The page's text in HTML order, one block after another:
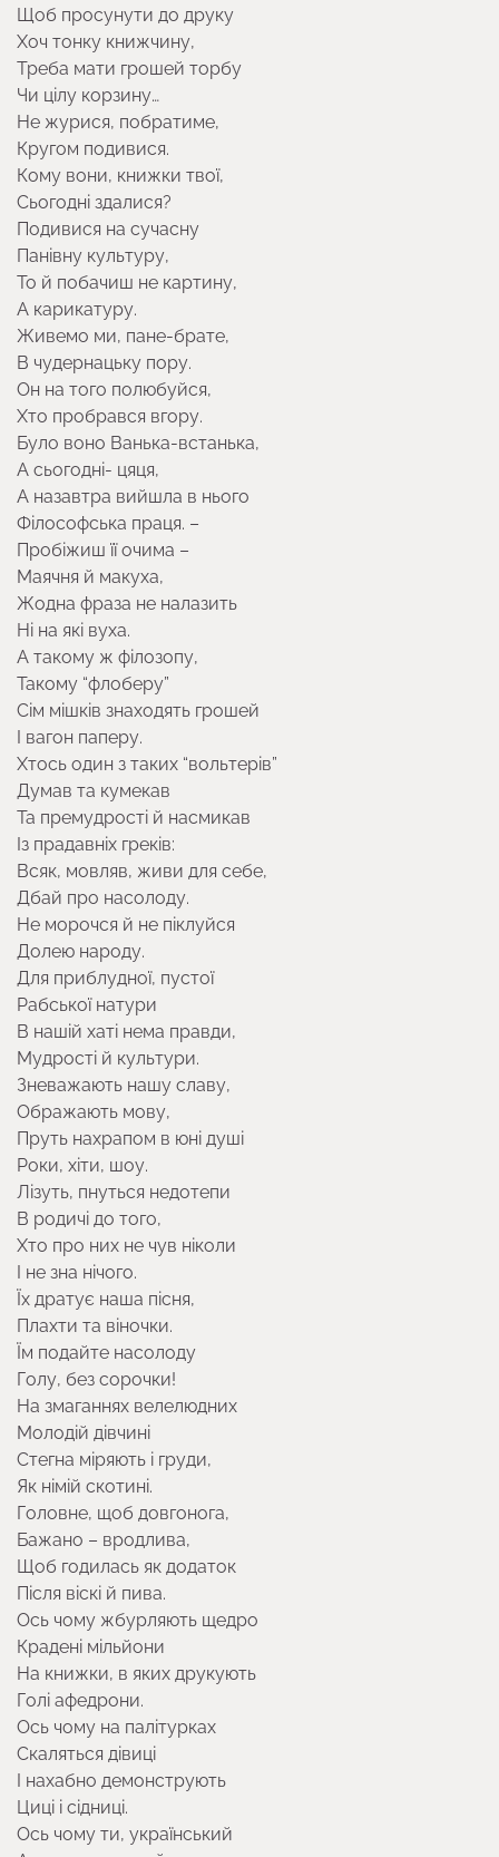
Щоб просунути до друку
Хоч тонку книжчину,
Треба мати грошей торбу
Чи цiлу корзину…
Не журися, побратиме,
Кругом подивися.
Кому вони, книжки твої,
Сьогоднi здалися?
Подивися на сучасну
Панiвну культуру,
То й побачиш не картину,
А карикатуру.
Живемо ми, пане-брате,
В чудернацьку пору.
Он на того полюбуйся,
Хто пробрався вгору.
Було воно Ванька-встанька,
А сьогодні- цяця,
А назавтра вийшла в нього
Фiлософська праця. –
Пробiжиш її очима –
Маячня й макуха,
Жодна фраза не налазить
Ні на які вуха.
А такому ж фiлозопу,
Такому “флоберу”
Сім мiшків знаходять грошей
І вагон паперу.
Хтось один з таких “вольтерів”
Думав та кумекав
Та премудрості й насмикав
Із прадавнiх греків:
Всяк, мовляв, живи для себе,
Дбай про насолоду.
Не морочся й не пiклуйся
Долею народу.
Для приблудної, пустої
Рабської натури
В нашiй хаті нема правди,
Мудрості й культури.
Зневажають нашу славу,
Ображають мову,
Пруть нахрапом в юні душі
Роки, хіти, шоу.
Лiзуть, пнуться недотепи
В родичi до того,
Хто про них не чув ніколи
І не зна нічого.
Їх дратує наша пiсня,
Плахти та віночки.
Їм подайте насолоду
Голу, без сорочки!
На змаганнях велелюдних
Молодiй дiвчинi
Стегна міряють і груди,
Як нiмій скотинi.
Головне, щоб довгонога,
Бажано – вродлива,
Щоб годилась як додаток
Пiсля віскi й пива.
Ось чому жбурляють щедро
Краденi мільйони
На книжки, в яких друкують
Голі афедрони.
Ось чому на палiтурках
Скаляться дівиці
І нахабно демонструють
Циці і сiдницi.
Ось чому ти, український